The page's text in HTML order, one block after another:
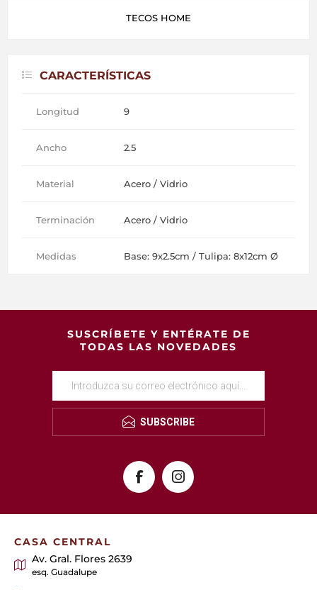
TECOS HOME
CARACTERÍSTICAS
Longitud 9
Ancho 2.5
Material Acero / Vidrio
Terminación Acero / Vidrio
Medidas Base: 9x2.5cm / Tulipa: 8x12cm Ø
SUSCRÍBETE Y ENTÉRATE DE
TODAS LAS NOVEDADES
SUBSCRIBE
CASA CENTRAL
Av. Gral. Flores 2639
esq. Guadalupe